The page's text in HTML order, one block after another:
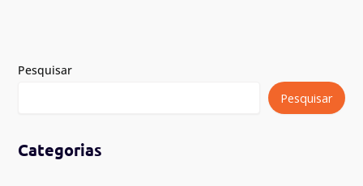
Pesquisar
Pesquisar
Categorias